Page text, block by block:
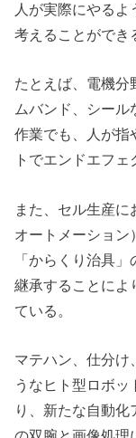
人が実際にやる
考えることができ
たとえば、電機分
ムバンド、シー
作業でも、人が指
トでエンドエフェ
また、セル生産に
オートメーション
「からくり治具
継承することによ
ている。
マテハン、仕分け
うなヒト型ロボッ
り、新たな自動